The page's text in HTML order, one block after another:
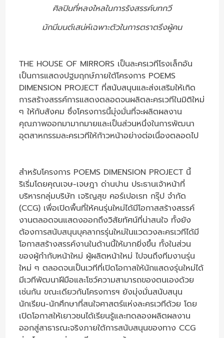
ศิลปินที่หลงใหลในการรังสรรค์บทกวี
มักมีมนต์เสน่ห์เฉพาะตัวในการตราตรึงผู้คน
THE HOUSE OF MIRRORS เป็นละครเวทีโรงเล็กอัน
เป็นการแสดงปฐมฤกษ์ภายใต้โครงการ POEMS
DIMENSION PROJECT ที่สนับสนุนและส่งเสริมให้เกิด
การสร้างสรรค์การแสดงตลอดจนผลิตละครเวทีในมิติใหม่
ๆ ให้กับสังคม ซึ่งโครงการนี้มุ่งมั่นที่จะผลิตผลงาน
คุณภาพออกมามากมายและเป็นส่วนหนึ่งในการพัฒนา
อุตสาหกรรมละครเวทีให้ก้าวหน้าอย่างต่อเนื่องตลอดไป
สำหรับโครงการ POEMS DIMENSION PROJECT นี้
ริเริ่มโดยคุณเจษ-เจษฎา ด่านปาน ประธานเจ้าหน้าที่
บริหารกลุ่มบริษัท เจริญสุข คอร์เปอเรท กรุ๊ป จำกัด
(CCG) เพื่อเปิดพื้นที่ให้คนรุ่นใหม่ได้มีโอกาสสร้างสรรค์
งานตลอดจนแสดงออกถึงวิสัยทัศน์ที่น่าสนใจ ทั้งยัง
ต้องการสนับสนุนบุคลากรรุ่นใหม่ในแวดวงละครเวทีได้มี
โอกาสสร้างสรรค์งานในด้านนี้ให้มากยิ่งขึ้น ทั้งในส่วน
ของผู้กำกับหน้าใหม่ ผู้ผลิตหน้าใหม่ ไปจนถึงทีมงานรุ่น
ใหม่ ๆ ตลอดจนเป็นเวทีที่เปิดโอกาสให้นักแสดงรุ่นใหม่ได้
มีเวทีพัฒนาฝีมือและโชว์ความสามารถของตนเองด้วย
เช่นกัน ขณะเดียวกันโครงการฯ ยังมุ่งมั่นสนับสนุน
นักเรียน-นักศึกษาที่สนใจศาสตร์แห่งละครเวทีด้วย โดย
เปิดโอกาสให้เยาวชนได้เรียนรู้และทดลองผลิตผลงาน
ออกสู่สาธารณะจริงภายใต้การสนับสนุนของทาง CCG